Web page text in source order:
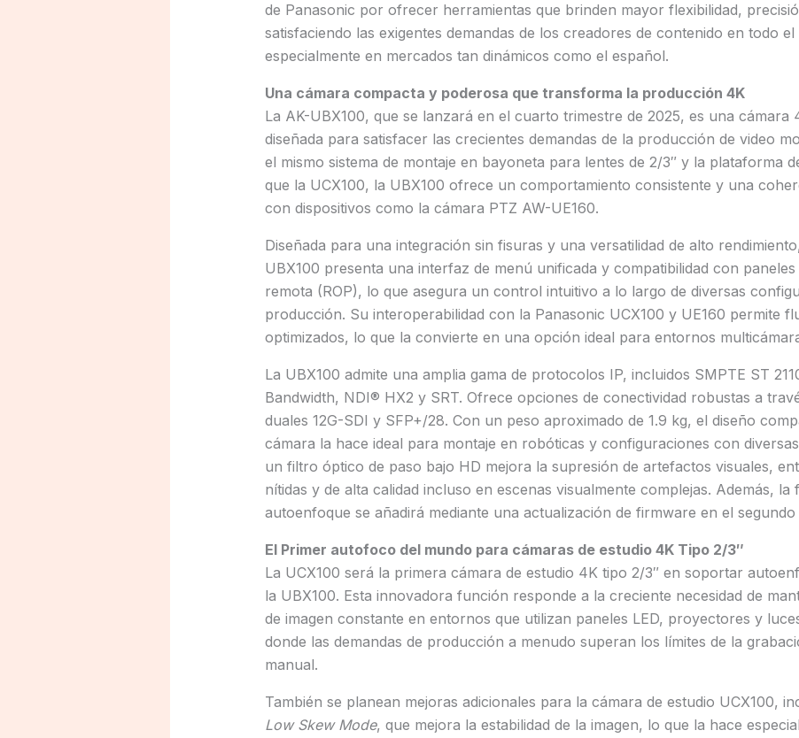
de Panasonic por ofrecer herramientas que brinden mayor flexibilidad,
satisfaciendo las exigentes demandas de los creadores de contenido en todo el
especialmente en mercados tan dinámicos como el español.
Una cámara compacta y poderosa que transforma la producción 4K
La AK-UBX100, que se lanzará en el cuarto trimestre de 2025, es una cámara
diseñada para satisfacer las crecientes demandas de la producción de video
el mismo sistema de montaje en bayoneta para lentes de 2/3″ y la plataforma
que la UCX100, la UBX100 ofrece un comportamiento consistente y una
con dispositivos como la cámara PTZ AW-UE160.
Diseñada para una integración sin fisuras y una versatilidad de alto
UBX100 presenta una interfaz de menú unificada y compatibilidad con
remota (ROP), lo que asegura un control intuitivo a lo largo de diversas
producción. Su interoperabilidad con la Panasonic UCX100 y UE160 permite
optimizados, lo que la convierte en una opción ideal para entornos
La UBX100 admite una amplia gama de protocolos IP, incluidos SMPTE ST
Bandwidth, NDI® HX2 y SRT. Ofrece opciones de conectividad robustas a
duales 12G-SDI y SFP+/28. Con un peso aproximado de 1.9 kg, el diseño
cámara la hace ideal para montaje en robóticas y configuraciones con
un filtro óptico de paso bajo HD mejora la supresión de artefactos visuales,
nítidas y de alta calidad incluso en escenas visualmente complejas. Además, la
autoenfoque se añadirá mediante una actualización de firmware en el
El Primer autofoco del mundo para cámaras de estudio 4K Tipo 2/3″
La UCX100 será la primera cámara de estudio 4K tipo 2/3″ en soportar
la UBX100. Esta innovadora función responde a la creciente necesidad de
de imagen constante en entornos que utilizan paneles LED, proyectores y
donde las demandas de producción a menudo superan los límites de la
manual.
También se planean mejoras adicionales para la cámara de estudio UCX100,
Low Skew Mode, que mejora la estabilidad de la imagen, lo que la hace